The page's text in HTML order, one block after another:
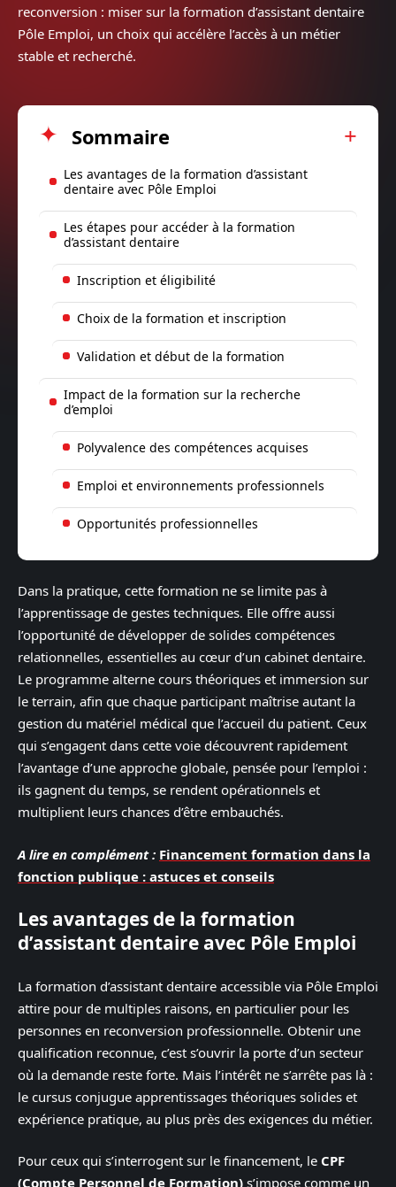
reconversion : miser sur la formation d’assistant dentaire
Pôle Emploi, un choix qui accélère l’accès à un métier
stable et recherché.
Sommaire
Les avantages de la formation d’assistant
dentaire avec Pôle Emploi
Les étapes pour accéder à la formation
d’assistant dentaire
Inscription et éligibilité
Choix de la formation et inscription
Validation et début de la formation
Impact de la formation sur la recherche
d’emploi
Polyvalence des compétences acquises
Emploi et environnements professionnels
Opportunités professionnelles
Dans la pratique, cette formation ne se limite pas à
l’apprentissage de gestes techniques. Elle offre aussi
l’opportunité de développer de solides compétences
relationnelles, essentielles au cœur d’un cabinet dentaire.
Le programme alterne cours théoriques et immersion sur
le terrain, afin que chaque participant maîtrise autant la
gestion du matériel médical que l’accueil du patient. Ceux
qui s’engagent dans cette voie découvrent rapidement
l’avantage d’une approche globale, pensée pour l’emploi :
ils gagnent du temps, se rendent opérationnels et
multiplient leurs chances d’être embauchés.
A lire en complément : Financement formation dans la
fonction publique : astuces et conseils
Les avantages de la formation
d’assistant dentaire avec Pôle Emploi
La formation d’assistant dentaire accessible via Pôle Emploi
attire pour de multiples raisons, en particulier pour les
personnes en reconversion professionnelle. Obtenir une
qualification reconnue, c’est s’ouvrir la porte d’un secteur
où la demande reste forte. Mais l’intérêt ne s’arrête pas là :
le cursus conjugue apprentissages théoriques solides et
expérience pratique, au plus près des exigences du métier.
Pour ceux qui s’interrogent sur le financement, le CPF
(Compte Personnel de Formation) s’impose comme un